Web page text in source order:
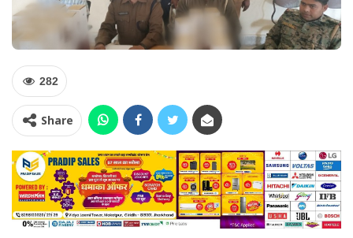
282
Share